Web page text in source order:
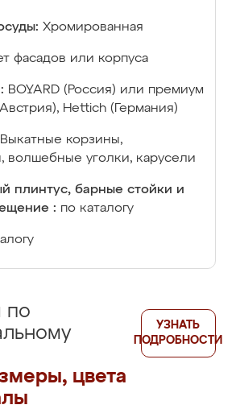
Хромированная
фасадов или корпуса
BOYARD (Россия) или премиум
Hettich (Германия)
Выкатные корзины,
волшебные уголки, карусели
плинтус, барные стойки и
: по каталогу
по
цвета
УЗНАТЬ
ПОДРОБНОСТИ